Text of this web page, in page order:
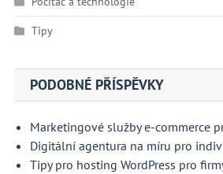
Tipy
PODOBNÉ PŘÍSPĚVKY
Marketingové služby e-commerce
Digitální agentura na míru pro
Tipy pro hosting WordPress pro